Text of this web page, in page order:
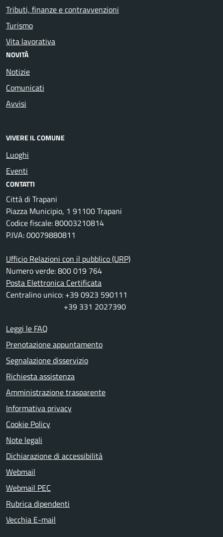
Tributi, finanze e contravvenzioni
Turismo
Vita lavorativa
NOVITÀ
Notizie
Comunicati
Avvisi
VIVERE IL COMUNE
Luoghi
Eventi
CONTATTI
Città di Trapani
Piazza Municipio, 1 91100 Trapani
Codice fiscale: 80003210814
P.IVA: 00079880811
Ufficio Relazioni con il pubblico (URP)
Numero verde: 800 019 764
Posta Elettronica Certificata
Centralino unico: +39 0923 590111
+39 331 2027390
Leggi le FAQ
Prenotazione appuntamento
Segnalazione disservizio
Richiesta assistenza
Amministrazione trasparente
Informativa privacy
Cookie Policy
Note legali
Dichiarazione di accessibilità
Webmail
Webmail PEC
Rubrica dipendenti
Vecchia E-mail